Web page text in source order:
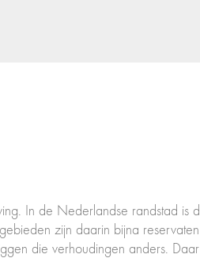
In de Nederlandse randstad is
zijn daarin bijna
die verhoudingen anders.